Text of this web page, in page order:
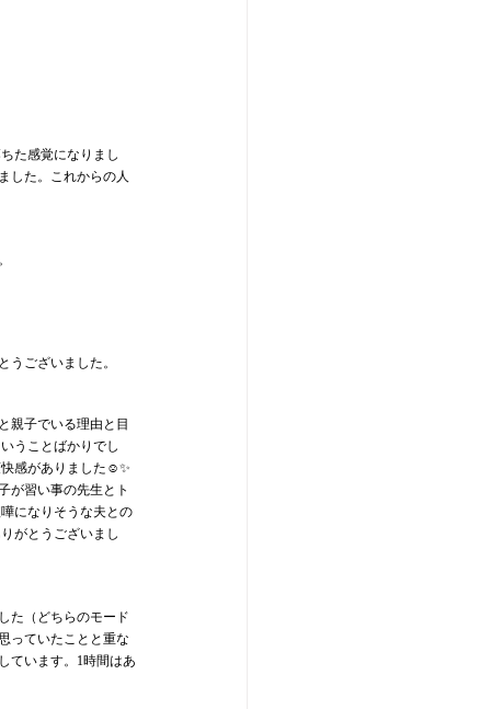
た感覚になりまし
した。これからの人
ございました。
親子でいる理由と目
うことばかりでし
感がありました☺✨
が習い事の先生とト
になりそうな夫との
がとうございまし
た（どちらのモード
っていたことと重な
ています。1時間はあ